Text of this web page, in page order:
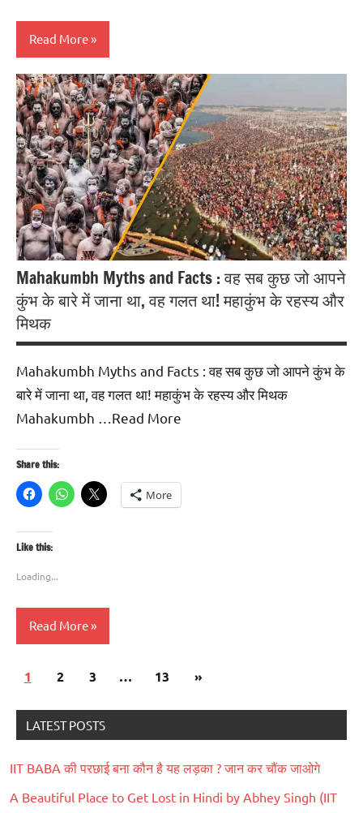
Read More
Blog
अध्यात्म
Mahakumbh Myths and Facts : वह सब कुछ जो आपने
कुंभ के बारे में जाना था, वह गलत था! महाकुंभ के रहस्य और
मिथक
Mahakumbh Myths and Facts : वह सब कुछ जो आपने कुंभ के
बारे में जाना था, वह गलत था! महाकुंभ के रहस्य और मिथक
Mahakumbh …Read More
Share this:
More
Like this:
Loading...
Read More
Blog
धर्म
Posts
1 2 3 … 13
Next
»
LATEST POSTS
IIT BABA की परछाई बना कौन है यह लड़का ? जान कर चौंक जाओगे
A Beautiful Place to Get Lost in Hindi by Abhey Singh (IIT